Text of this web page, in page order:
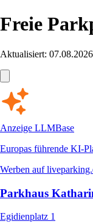
Freie
Aktualisiert:
Anzeige LLMBase
Europas führende KI-
Werben auf
Parkhaus
Egidienplatz 1